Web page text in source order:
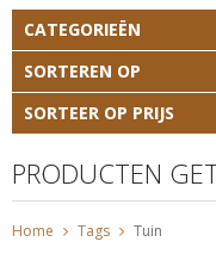
CATEGORIEËN
SORTEREN OP
SORTEER OP PRIJS
PRODUCTEN
Home Tags Tuin